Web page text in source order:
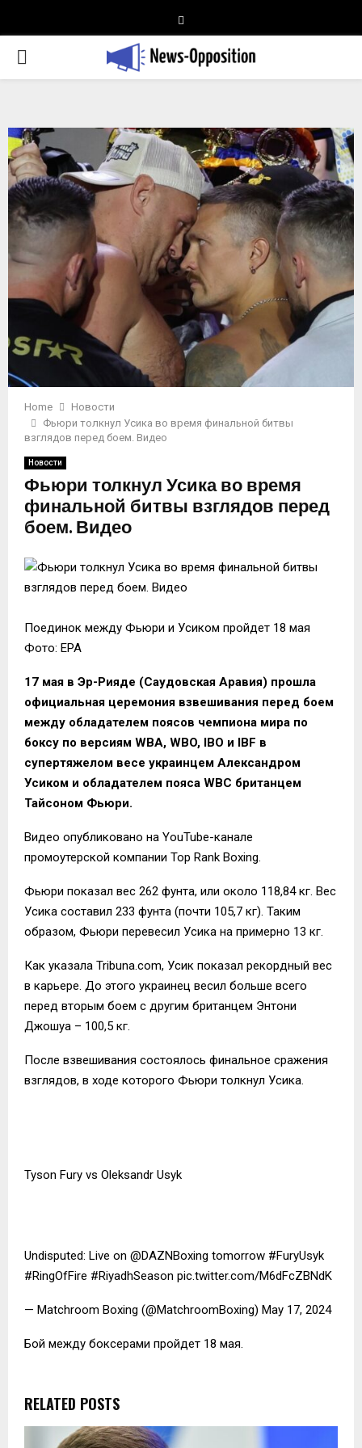
PRIMARY
Home
Новости
Фьюри толкнул Усика во время финальной битвы
взглядов перед боем. Видео
Новости
Фьюри толкнул Усика во время
финальной битвы взглядов перед
боем. Видео
Поединок между Фьюри и Усиком пройдет 18 мая
Фото: EPA
17 мая в Эр-Рияде (Саудовская Аравия) прошла
официальная церемония взвешивания перед боем
между обладателем поясов чемпиона мира по
боксу по версиям WBA, WBO, IBO и IBF в
супертяжелом весе украинцем Александром
Усиком и обладателем пояса WBC британцем
Тайсоном Фьюри.
Видео опубликовано на YouTube-канале
промоутерской компании Top Rank Boxing.
Фьюри показал вес 262 фунта, или около 118,84 кг. Вес
Усика составил 233 фунта (почти 105,7 кг). Таким
образом, Фьюри перевесил Усика на примерно 13 кг.
Как указала Tribuna.com, Усик показал рекордный вес
в карьере. До этого украинец весил больше всего
перед вторым боем с другим британцем Энтони
Джошуа – 100,5 кг.
После взвешивания состоялось финальное сражения
взглядов, в ходе которого Фьюри толкнул Усика.
Tyson Fury vs Oleksandr Usyk
Undisputed: Live on @DAZNBoxing tomorrow #FuryUsyk
#RingOfFire #RiyadhSeason pic.twitter.com/M6dFcZBNdK
— Matchroom Boxing (@MatchroomBoxing) May 17, 2024
Бой между боксерами пройдет 18 мая.
RELATED POSTS